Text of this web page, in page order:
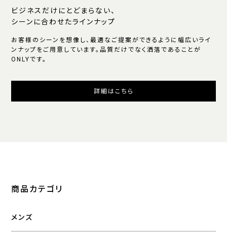
ビジネスだけにとどまらない、
シーンに合わせたラインナップ
お客様のシーンを想像し、最適なご提案ができるように幅広いライ
ンナップをご用意しています。品質だけでなく洒落であることが
ONLYです。
詳細はこちら
商品カテゴリ
メンズ